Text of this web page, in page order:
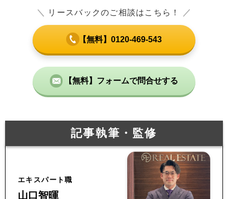
＼ リースバックのご相談はこちら！ ／
【無料】0120-469-543
【無料】フォームで問合せする
記事執筆・監修
エキスパート職
山口智暉